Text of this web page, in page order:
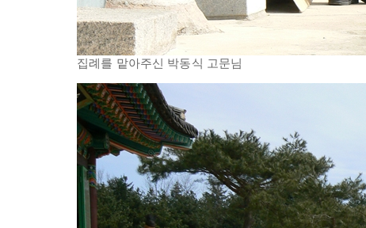
집례를 맡아주신 박동식 고문님